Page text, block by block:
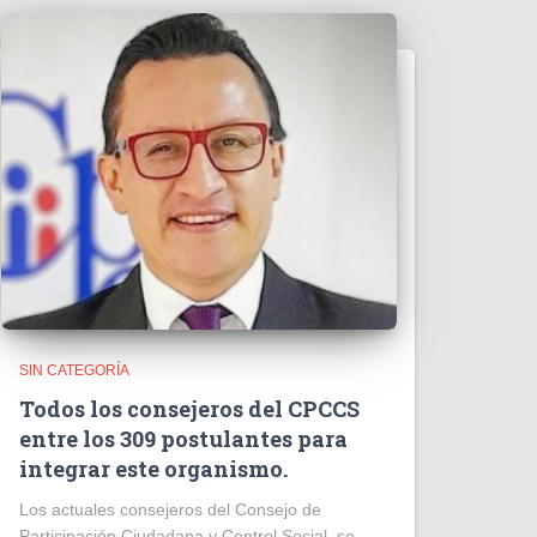
SIN CATEGORÍA
Todos los consejeros del CPCCS
entre los 309 postulantes para
integrar este organismo.
Los actuales consejeros del Consejo de